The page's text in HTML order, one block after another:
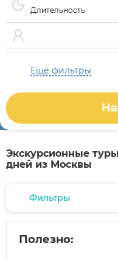
Длительность
Ещё фильтры
Экскурсионные
дней из Москвы
Фильтры
Полезно: